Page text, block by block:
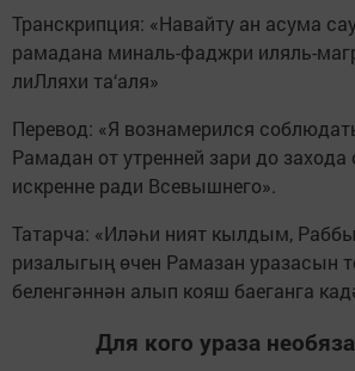
Транскрипция: «Навайту ан асума
рамадана миналь-фаджри иляль-
лиЛляхи та‘аля»
Перевод: «Я вознамерился
Рамадан от утренней зари до захода
искренне ради Всевышнего».
Татарча: «Иләһи ният кылдым,
ризалыгың өчен Рамазан уразасын
беленгәннән алып кояш баеганга
Для кого ураза